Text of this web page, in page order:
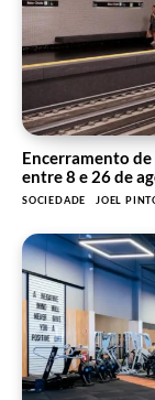
Encerramento
entre 8 e 26 de
SOCIEDADE JOEL